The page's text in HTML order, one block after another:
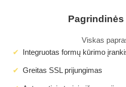
Viskas
Integruotas formų kūrimo
Greitas SSL prijungimas